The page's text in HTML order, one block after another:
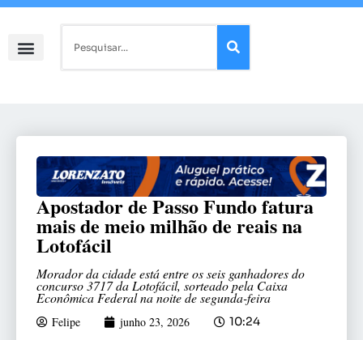
Apostador de Passo Fundo fatura
mais de meio milhão de reais na
Lotofácil
Morador da cidade está entre os seis ganhadores do
concurso 3717 da Lotofácil, sorteado pela Caixa
Econômica Federal na noite de segunda-feira
Felipe junho 23, 2026 10:24